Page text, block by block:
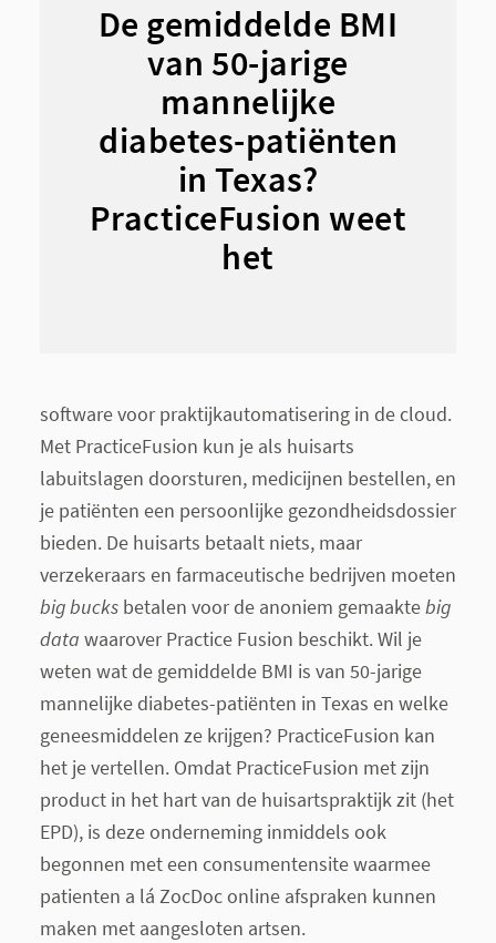
De gemiddelde BMI
van 50-jarige
mannelijke
diabetes-patiënten
in Texas?
PracticeFusion weet
het
software voor praktijkautomatisering in de cloud.
Met PracticeFusion kun je als huisarts
labuitslagen doorsturen, medicijnen bestellen, en
je patiënten een persoonlijke gezondheidsdossier
bieden. De huisarts betaalt niets, maar
verzekeraars en farmaceutische bedrijven moeten
big bucksbetalen voor de anoniem gemaaktebig
data waarover Practice Fusion beschikt. Wil je
weten wat de gemiddelde BMI is van 50-jarige
mannelijke diabetes-patiënten in Texas en welke
geneesmiddelen ze krijgen? PracticeFusion kan
het je vertellen. Omdat PracticeFusion met zijn
product in het hart van de huisartspraktijk zit (het
EPD), is deze onderneming inmiddels ook
begonnen met een consumentensite waarmee
patienten a lá ZocDoc online afspraken kunnen
maken met aangesloten artsen.